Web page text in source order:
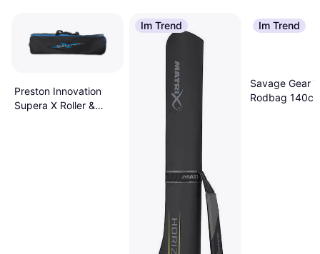
Preston Innovation
Supera X Roller &
Im Trend Im Trend
Savage Gear
Rodbag